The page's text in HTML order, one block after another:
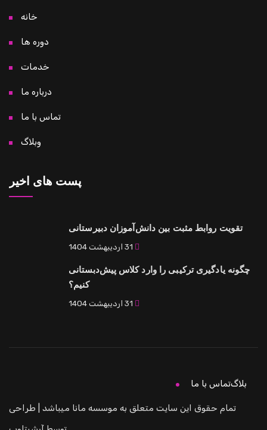
خانه
دوره ها
خدمات
درباره ما
تماس با ما
وبلاگ
پست های اخیر
تقویت روابط مثبت بین دانش‌آموزان دبیرستانی
چگونه یادگیری ترکیبی را وارد کلاس پیش‌دبستانی
کنیم؟
تمام حقوق این سایت متعلق به موسسه مانا میباشد | طراحی
بلاگتماس با ما